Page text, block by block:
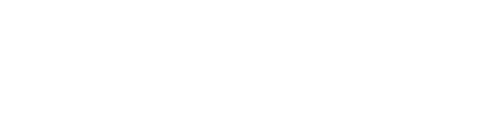
(FIATA)
(FIATA)»